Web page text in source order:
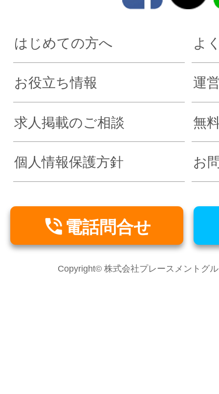
はじめての方へ よ
お役立ち情報 運
求人掲載のご相談 無
個人情報保護方針 お
 電話問合せ
Copyright© 株式会社プレースメントグ